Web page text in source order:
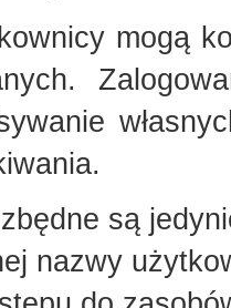
mogą
są
nazwy